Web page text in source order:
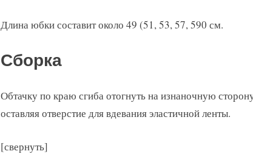
Длина юбки составит около 49 (51, 53, 57, 590 см.
Сборка
Обтачку по краю сгиба отогнуть на изнаночную
оставляя отверстие для вдевания эластичной ленты.
[свернуть]